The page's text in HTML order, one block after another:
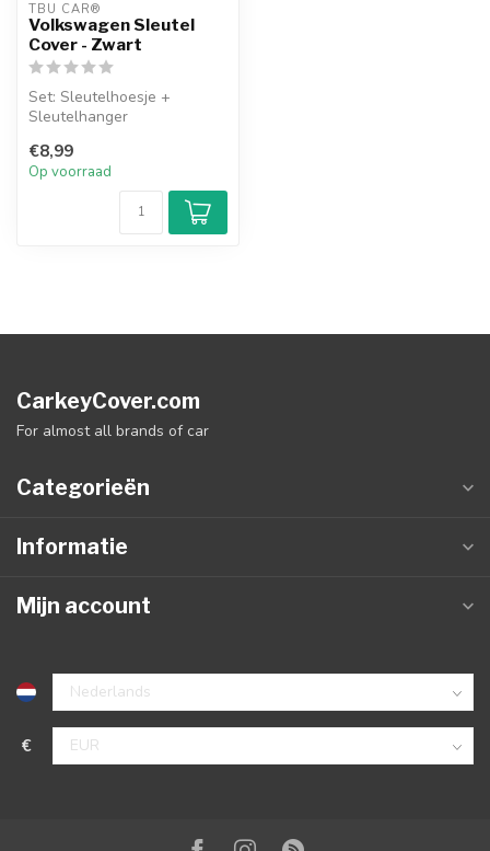
TBU CAR®
Volkswagen Sleutel
Cover - Zwart
Set: Sleutelhoesje +
Sleutelhanger
€8,99
Op voorraad
CarkeyCover.com
For almost all brands of car
Categorieën
Informatie
Mijn account
€